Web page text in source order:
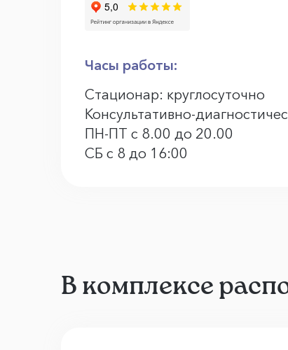
Часы работы:
Стационар: круглосуточно
Консультативно-
ПН-ПТ с 8.00 до 20.00
СБ с 8 до 16:00
В комплексе